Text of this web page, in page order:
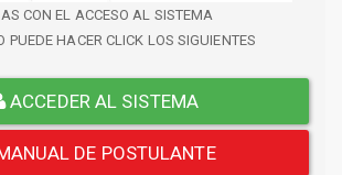
CON EL ACCESO AL SISTEMA
PUEDE HACER CLICK LOS SIGUIENTES
ACCEDER AL SISTEMA
DE POSTULANTE